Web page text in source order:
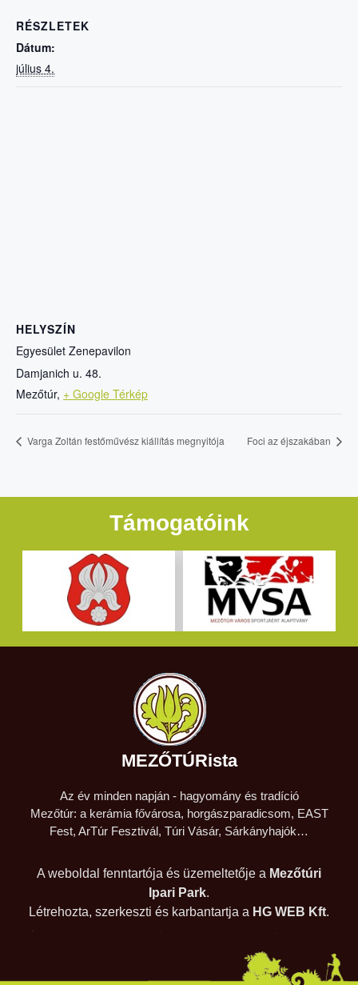
RÉSZLETEK
Dátum:
július 4.
HELYSZÍN
Egyesület Zenepavilon
Damjanich u. 48.
Mezőtúr, + Google Térkép
Varga Zoltán festőművész kiállítás megnyitója Foci az éjszakában
Támogatóink
MEZŐTÚRista
Az év minden napján - hagyomány és tradíció
Mezőtúr: a kerámia fővárosa, horgászparadicsom, EAST
Fest, ArTúr Fesztivál, Túri Vásár, Sárkányhajók…
A weboldal fenntartója és üzemeltetője a Mezőtúri
Ipari Park.
Létrehozta, szerkeszti és karbantartja a HG WEB Kft.